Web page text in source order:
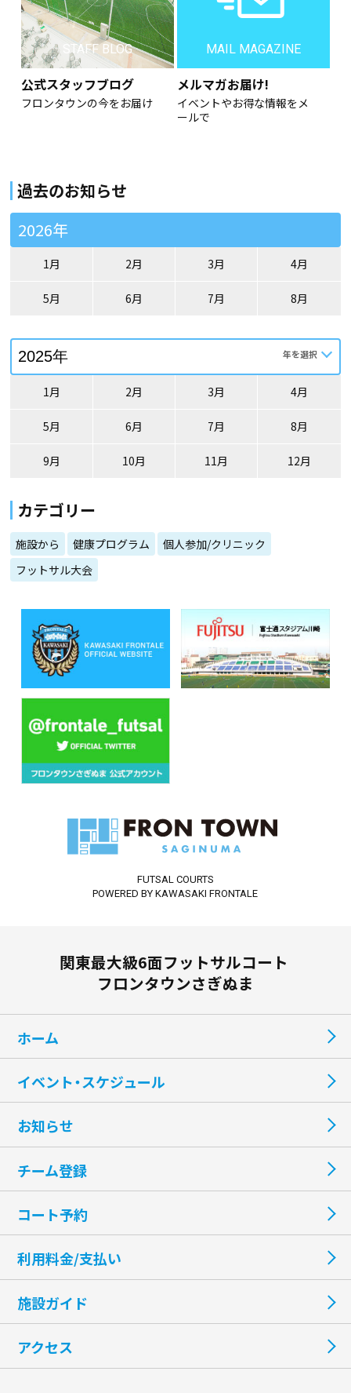
STAFF BLOG
公式スタッフブログ
フロンタウンの今をお届け
MAIL MAGAZINE
メルマガお届け!
イベントやお得な情報をメ
ールで
過去のお知らせ
2026年
1月 2月 3月 4月
5月 6月 7月 8月
1月 2月 3月 4月
5月 6月 7月 8月
9月 10月 11月 12月
カテゴリー
施設から 健康プログラム
個人参加/クリニック
フットサル大会
FUTSAL COURTS
POWERED BY KAWASAKI FRONTALE
関東最大級6面フットサルコート
フロンタウンさぎぬま
ホーム
イベント・スケジュール
お知らせ
チーム登録
コート予約
利用料金/支払い
施設ガイド
アクセス